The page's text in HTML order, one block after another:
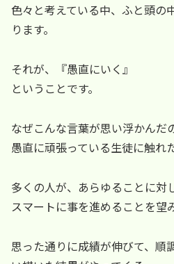
色々と考えている中、ふと頭の
ります。
それが、『愚直にいく』
ということです。
なぜこんな言葉が思い浮かんだ
愚直に頑張っている生徒に触れ
多くの人が、あらゆることに対
スマートに事を進めることを望
思った通りに成績が伸びて、順